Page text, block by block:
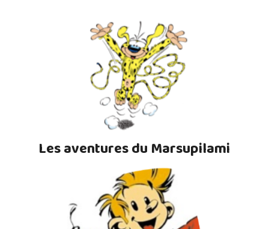
Les aventures du Marsupilami